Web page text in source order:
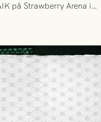
på Strawberry Arena i
i första halvlek av